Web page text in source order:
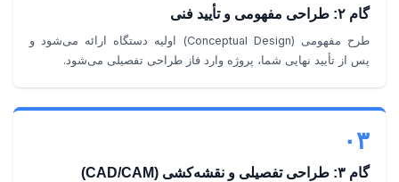
گام ۲: طراحی مفهومی و تأیید فنی
طرح مفهومی (Conceptual Design) اولیه دستگاه ارائه می‌شود و
پس از تأیید نهایی شما، پروژه وارد فاز طراحی تفصیلی می‌شود.
۰۳
گام ۳: طراحی تفصیلی و نقشه‌کشی (CAD/CAM)